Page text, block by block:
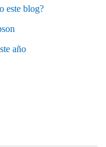
este blog?
año